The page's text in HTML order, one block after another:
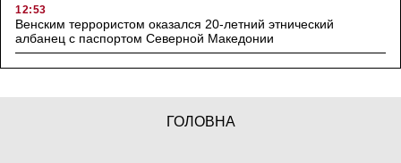
12:53
Венским террористом оказался 20-летний этнический
албанец с паспортом Северной Македонии
ГОЛОВНА